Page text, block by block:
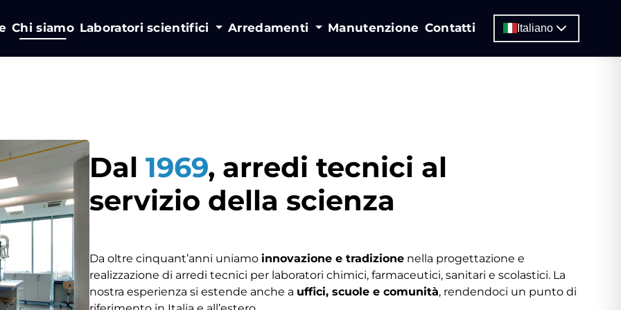
Chi siamo Laboratori scientifici Arredamenti Manutenzione Contatti Italiano
Dal 1969, arredi tecnici al
servizio della scienza
Da oltre cinquant’anni uniamo innovazione e tradizione nella progettazione e
realizzazione di arredi tecnici per laboratori chimici, farmaceutici, sanitari e scolastici. La
nostra esperienza si estende anche a uffici, scuole e comunità, rendendoci un punto di